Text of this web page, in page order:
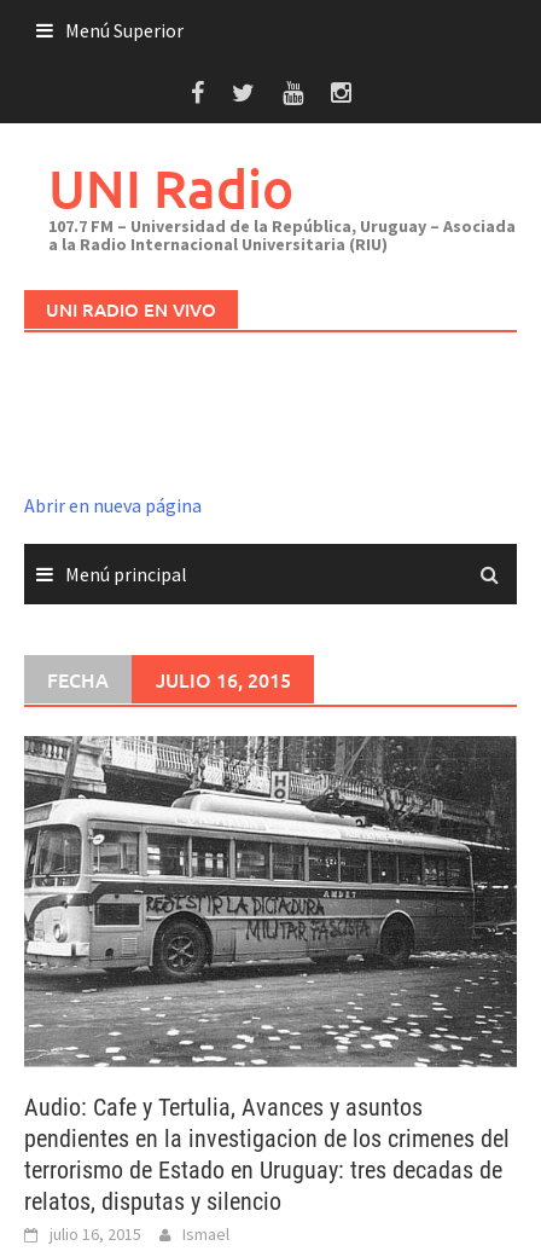
Menú Superior
UNI Radio
107.7 FM – Universidad de la República, Uruguay – Asociada
a la Radio Internacional Universitaria (RIU)
UNI RADIO EN VIVO
Abrir en nueva página
Menú principal
FECHA JULIO 16, 2015
Audio: Cafe y Tertulia, Avances y asuntos
pendientes en la investigacion de los crimenes del
terrorismo de Estado en Uruguay: tres decadas de
relatos, disputas y silencio
julio 16, 2015 Ismael